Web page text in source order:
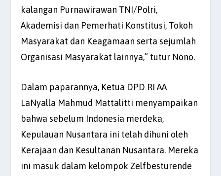
kalangan Purnawirawan TNI/Polri,
Akademisi dan Pemerhati Konstitusi, Tokoh
Masyarakat dan Keagamaan serta sejumlah
Organisasi Masyarakat lainnya,” tutur Nono.
Dalam paparannya, Ketua DPD RI AA
LaNyalla Mahmud Mattalitti menyampaikan
bahwa sebelum Indonesia merdeka,
Kepulauan Nusantara ini telah dihuni oleh
Kerajaan dan Kesultanan Nusantara. Mereka
ini masuk dalam kelompok Zelfbesturende